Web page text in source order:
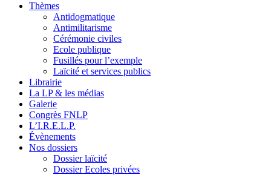
Thèmes
Antidogmatique
Antimilitarisme
Cérémonie civiles
Ecole publique
Fusillés pour l’exemple
Laïcité et services publics
Librairie
La LP & les médias
Galerie
Congrès FNLP
L’I.R.E.L.P.
Évènements
Nos dossiers
Dossier laïcité
Dossier Ecoles privées